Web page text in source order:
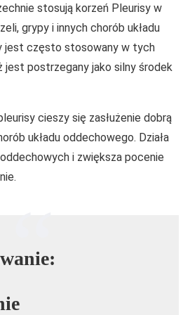
stosują korzeń Pleurisy w
grypy i innych chorób układu
jest często stosowany w tych
jest postrzegany jako silny środek
cieszy się zasłużenie dobrą
układu oddechowego. Działa
i zwiększa pocenie